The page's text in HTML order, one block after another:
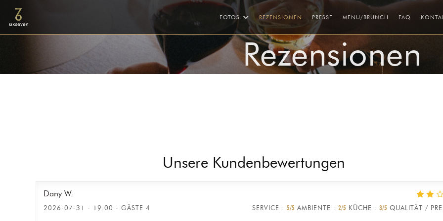
FOTOS REZENSIONEN PRESSE MENU/BRUNCH ((ÖFFNET EIN
FAQ ((ÖFFNET
Rezensionen
Unsere Kundenbewertungen
Dany W
2026-07-31 - 19:00 - GÄSTE 4 SERVICE : 5/5 AMBIENTE : 2/5 KÜCHE : 3/5 QUALITÄT /